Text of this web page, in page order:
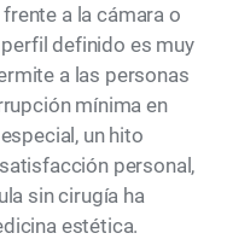
a la cámara o
definido es muy
a las personas
mínima en
un hito
personal,
sin cirugía ha
estética.